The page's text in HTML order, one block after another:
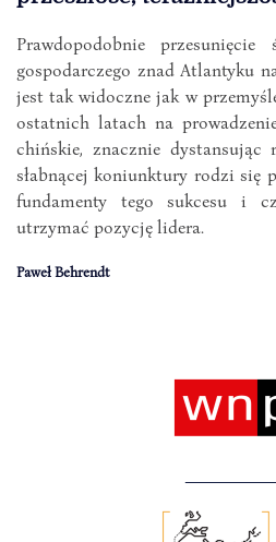
Prawdopodobnie przesunięcie
gospodarczego znad Atlantyku
jest tak widoczne jak w
ostatnich latach na
chińskie, znacznie dystansując
słabnącej koniunktury rodzi się
fundamenty tego sukcesu i
utrzymać pozycję lidera.
Paweł Behrendt